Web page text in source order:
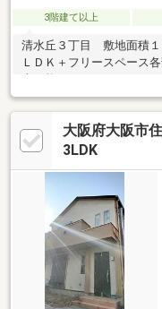
3階建て以上
清水丘３丁目 敷地面積
ＬＤＫ＋フリースペース
車可能です。ガレージに
大阪府大阪市
3LDK